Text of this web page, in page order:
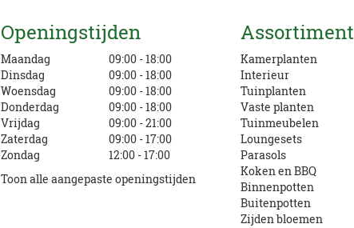
info@eurofleur.nl
Openingstijden
Maandag
09:00 - 18:00
Dinsdag
09:00 - 18:00
Woensdag
09:00 - 18:00
Donderdag
09:00 - 18:00
Vrijdag
09:00 - 21:00
Zaterdag
09:00 - 17:00
Zondag
12:00 - 17:00
Toon alle aangepaste openingstijden
Assortiment
Kamerplanten
Interieur
Tuinplanten
Vaste planten
Tuinmeubelen
Loungesets
Parasols
Koken en BBQ
Binnenpotten
Buitenpotten
Zijden bloemen